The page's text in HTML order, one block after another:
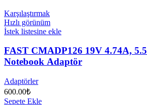
Karşılaştırmak
Hızlı görünüm
İstek listesine ekle
FAST CMADP126 19V 4.74A,
Notebook Adaptör
Adaptörler
600.00₺
Sepete Ekle